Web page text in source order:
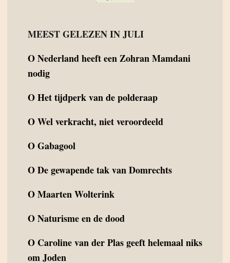
MEEST GELEZEN IN JULI
ONederland heeft een Zohran Mamdani
nodig
OHet tijdperk van de polderaap
OWel verkracht, niet veroordeeld
OGabagool
ODe gewapende tak van Domrechts
OMaarten Wolterink
ONaturisme en de dood
O Caroline van der Plas geeft helemaal niks
om Joden